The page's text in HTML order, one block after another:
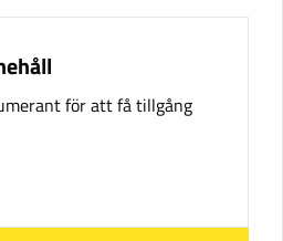
för att få tillgång